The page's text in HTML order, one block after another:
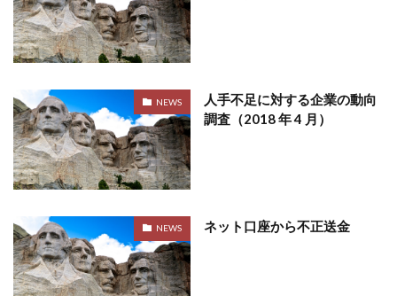
NEWS
人手不足に対する企業の動向
調査（2018 年 4 月）
NEWS ネット口座から不正送金